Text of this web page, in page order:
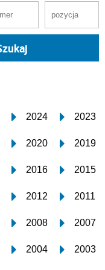
2024 2023
2020 2019
2016 2015
2012 2011
2008 2007
2004 2003